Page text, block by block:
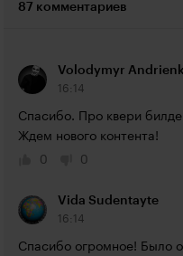
87 комментариев
Volodymyr
16:14
Спасибо. Про квери
Ждем нового контента!
0
0
Vida Sudentayte
16:14
Спасибо огромное! Было